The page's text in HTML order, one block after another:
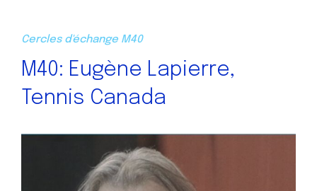
Cercles d'échange M40
M40: Eugène Lapierre,
Tennis Canada